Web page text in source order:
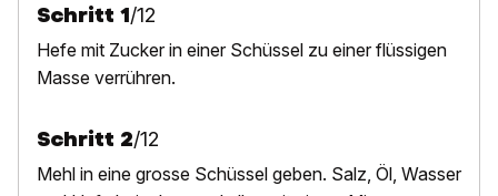
Schritt 1/12
Hefe mit Zucker in einer Schüssel zu einer flüssigen
Masse verrühren.
Schritt 2/12
Mehl in eine grosse Schüssel geben. Salz, Öl, Wasser